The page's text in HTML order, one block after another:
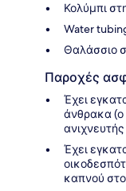
Κολύμπι
Water
Θαλάσσιο
Παροχές
Έχει
άνθρακα (ο
Έχει
καπνού